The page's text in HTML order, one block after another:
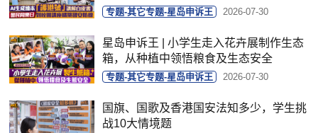
专题-其它专题-星岛申诉王 2026-07-30
星岛申诉王 | 小学生走入花卉展制作生态
箱，从种植中领悟粮食及生态安全
专题-其它专题-星岛申诉王 2026-07-30
国旗、国歌及香港国安法知多少，学生挑
战10大情境题